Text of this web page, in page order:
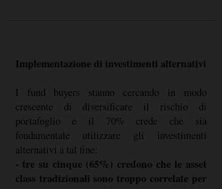
Implementazione di investimenti alternativi
I fund buyers stanno cercando in modo
crescente di diversificare il rischio di
portafoglio e il 70% crede che sia
fondamentale utilizzare gli investimenti
alternativi a tal fine:
- tre su cinque (65%) credono che le asset
class tradizionali sono troppo correlate per